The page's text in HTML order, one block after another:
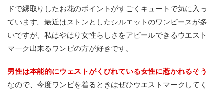
ドで縁取りしたお花のポイントがすごくキュートで気に入っ
ています。最近はストンとしたシルエットのワンピースが多
いですが、私はやはり女性らしさをアピールできるウエスト
マーク出来るワンピの方が好きです。
男性は本能的にウェストがくびれている女性に惹かれるそう
なので、今度ワンピを着るときはぜひウエストマークしてく